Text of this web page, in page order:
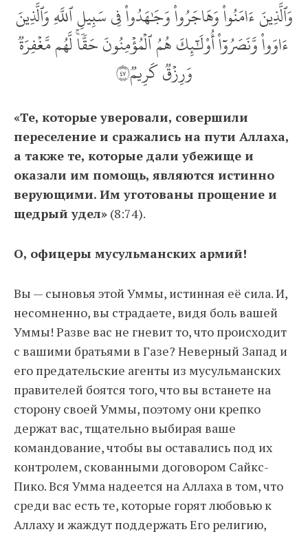
وَٱلَّذِينَ ءَامَنُواْ وَهَاجَرُواْ وَجَٰهَدُواْ فِي سَبِيلِ ٱللَّهِ وَٱلَّذِينَ
ءَاوَواْ وَّنَصَرُوٓاْ أُوْلَٰٓئِكَ هُمُ ٱلۡمُؤۡمِنُونَ حَقّٗاۚ لَّهُم مَّغۡفِرَةٞ
وَرِزۡقٞ كَرِيمٞ٧٤
«Те, которые уверовали, совершили
переселение и сражались на пути Аллаха,
а также те, которые дали убежище и
оказали им помощь, являются истинно
верующими. Им уготованы прощение и
щедрый удел» (8:74).
О, офицеры мусульманских армий!
Вы — сыновья этой Уммы, истинная её сила. И,
несомненно, вы страдаете, видя боль вашей
Уммы! Разве вас не гневит то, что происходит
с вашими братьями в Газе? Неверный Запад и
его предательские агенты из мусульманских
правителей боятся того, что вы встанете на
сторону своей Уммы, поэтому они крепко
держат вас, тщательно выбирая ваше
командование, чтобы вы оставались под их
контролем, скованными договором Сайкс-
Пико. Вся Умма надеется на Аллаха в том, что
среди вас есть те, которые горят любовью к
Аллаху и жаждут поддержать Его религию,